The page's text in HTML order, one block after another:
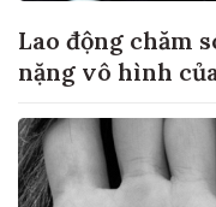
Lao động chăm
nặng vô hình